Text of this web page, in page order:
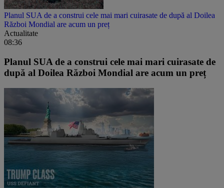
Planul SUA de a construi cele mai mari cuirasate de după al Doilea
Război Mondial are acum un preț
Actualitate
08:36
Planul SUA de a construi cele mai mari cuirasate de
după al Doilea Război Mondial are acum un preț